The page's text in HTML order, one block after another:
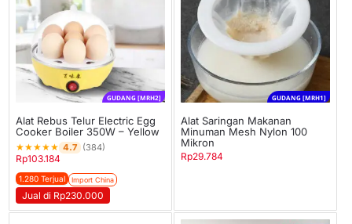
GUDANG [MRH2]
Alat Rebus Telur Electric Egg
Cooker Boiler 350W – Yellow
★★★★★ 4.7 (384)
Rp103.184
1.280 Terjual Import China
Jual di Rp230.000
GUDANG [MRH1]
Alat Saringan Makanan
Minuman Mesh Nylon 100
Mikron
Rp29.784